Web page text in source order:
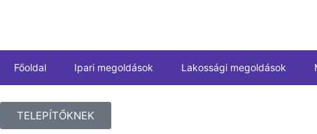
Főoldal Ipari megoldások Lakossági megoldások
TELEPÍTŐKNEK